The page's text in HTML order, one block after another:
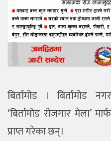
बिर्तामोड । बिर्तामोड
‘बिर्तामोड रोजगार मेला’
प्राप्त गरेका छन्।